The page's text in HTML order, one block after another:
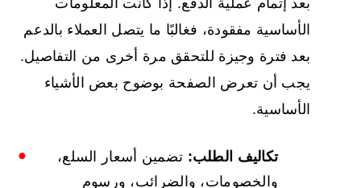
بعد إتمام عملية الدفع. إذا كانت المعلومات
الأساسية مفقودة، فغالبًا ما يتصل العملاء بالدعم
بعد فترة وجيزة للتحقق مرة أخرى من التفاصيل.
يجب أن تعرض الصفحة بوضوح بعض الأشياء
الأساسية.
تكاليف الطلب: تضمين أسعار السلع،
والخصومات، والضرائب، ورسوم